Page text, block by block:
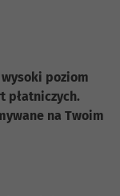
poziom
płatniczych.
na Twoim